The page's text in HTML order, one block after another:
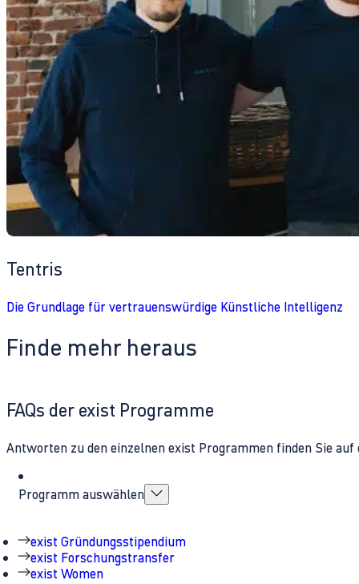
Tentris
Die Grundlage für vertrauenswürdige Künstliche Intelligenz
Finde mehr heraus
FAQs der exist Programme
Antworten zu den einzelnen exist Programmen finden Sie
Programm auswählen
exist Gründungsstipendium
exist Forschungstransfer
exist Women